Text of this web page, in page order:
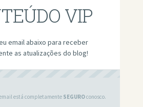
VIP
email abaixo para receber
as atualizações do blog!
está completamente SEGUROconosco.